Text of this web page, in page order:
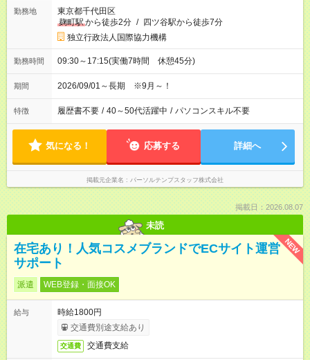
勤務地
東京都千代田区
麹町駅から徒歩2分 / 四ツ谷駅から徒歩7分
独立行政法人国際協力機構
勤務時間 09:30～17:15(実働7時間 休憩45分)
期間 2026/09/01～長期 ※9月～！
特徴 履歴書不要 / 40～50代活躍中 / パソコンスキル不要
気になる！ 応募する 詳細へ
掲載元企業名 パーソルテンプスタッフ株式会社
掲載日：2026.08.07
未読
NEW
在宅あり！人気コスメブランドでECサイト運営
サポート
派遣 WEB登録・面接OK
給与
時給1800円
交通費別途支給あり
交通費 交通費支給